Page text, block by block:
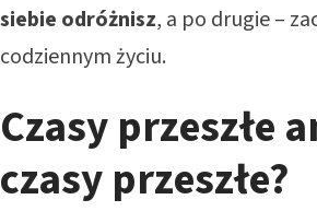
siebie odróżnisz, a po drugie –
codziennym życiu.
Czasy przeszłe
czasy przeszłe?